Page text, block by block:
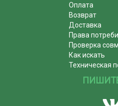
Оплата
Возврат
Доставка
Права
Проверка
Как искать
Техническая